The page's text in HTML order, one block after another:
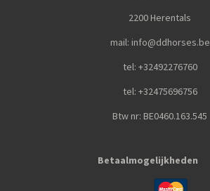
2200 Herentals
mail: info@ddhorses.be
tel: +32492276760
tel: +32475696756
Btw nr: BE0460.163.545
Betaalmogelijkheden